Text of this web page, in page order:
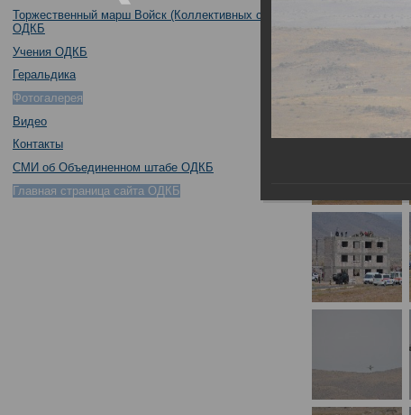
Торжественный марш Войск (Коллективных сил)
ОДКБ
Учения ОДКБ
Геральдика
Фотогалерея
Видео
Контакты
СМИ об Объединенном штабе ОДКБ
Главная страница сайта ОДКБ